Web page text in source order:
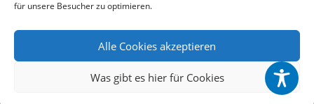
für unsere Besucher zu optimieren.
Alle Cookies akzeptieren
Was gibt es hier für Cookies
Technische UnterstützungCYBWORLD